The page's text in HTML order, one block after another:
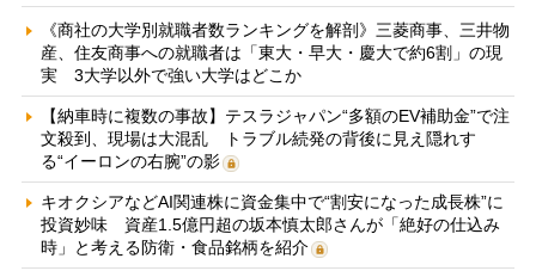
《商社の大学別就職者数ランキングを解剖》三菱商事、三井物
産、住友商事への就職者は「東大・早大・慶大で約6割」の現
実 3大学以外で強い大学はどこか
【納車時に複数の事故】テスラジャパン“多額のEV補助金”で注
文殺到、現場は大混乱 トラブル続発の背後に見え隠れす
る“イーロンの右腕”の影
キオクシアなどAI関連株に資金集中で“割安になった成長株”に
投資妙味 資産1.5億円超の坂本慎太郎さんが「絶好の仕込み
時」と考える防衛・食品銘柄を紹介